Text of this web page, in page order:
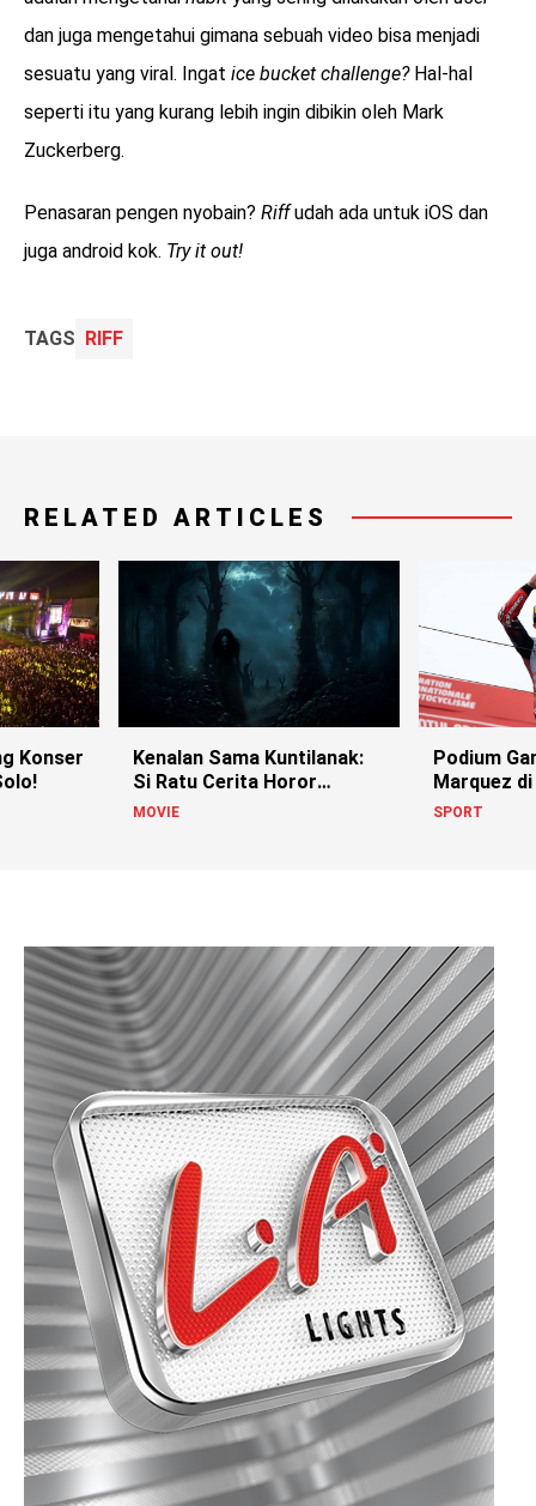
dan juga mengetahui gimana sebuah video bisa menjadi
sesuatu yang viral. Ingat ice bucket challenge?Hal-hal
seperti itu yang kurang lebih ingin dibikin oleh Mark
Zuckerberg.
Penasaran pengen nyobain? Riffudah ada untuk iOS dan
juga android kok. Try it out!
TAGS RIFF
RELATED ARTICLES
Konser
Kenalan Sama Kuntilanak:
Si Ratu Cerita Horor
Indonesia!
MOVIE
Podium
Marquez
SPORT